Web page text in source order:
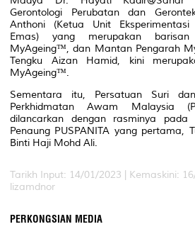
Gerontologi Perubatan dan
Anthoni (Ketua Unit
Emas) yang merupakan
MyAgeing™, dan Mantan Pengarah
Tengku Aizan Hamid, kini
MyAgeing™.
Sementara itu, Persatuan Suri
Perkhidmatan Awam Malaysia
dilancarkan dengan rasminya
Penaung PUSPANITA yang pertama,
Binti Haji Mohd Ali.
Tarikh Input: 14/01/2023 | Kemaskini:
lizamdnor
PERKONGSIAN MEDIA